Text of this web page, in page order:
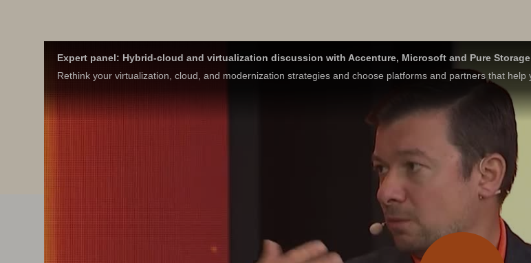
Expert panel: Hybrid-cloud and virtualization discussion with Accenture, Microsoft and Pure Storage